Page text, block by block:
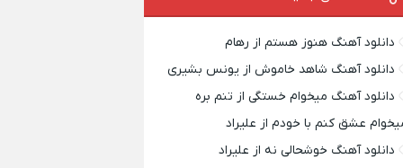
دانلود آهنگ هنوز هستم از رهام
دانلود آهنگ شاهد خاموش از یونس بشیری
دانلود آهنگ میخوام خستگی از تنم بره
عشق کنم با خودم از علیراد
دانلود آهنگ خوشحالی نه از علیراد